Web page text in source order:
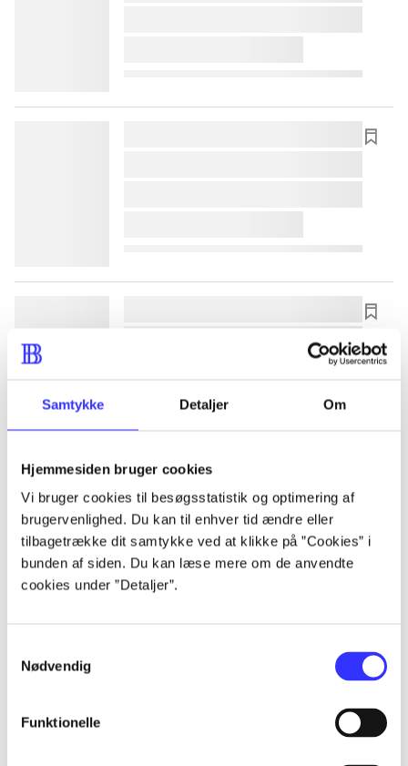
Samtykke Detaljer Om
Hjemmesiden bruger cookies
Vi bruger cookies til besøgsstatistik og optimering af
brugervenlighed. Du kan til enhver tid ændre eller
tilbagetrække dit samtykke ved at klikke på ”Cookies” i
bunden af siden. Du kan læse mere om de anvendte
cookies under ”Detaljer”.
Nødvendig
Funktionelle
lorem ipsum dolor sit amet ...
lorem ipsum dolor sit amet ...
lorem ipsum dolor sit amet ...
lorem ipsum dolor sit amet ...
lorem ipsum dolor sit amet ...
lorem ipsum dolor sit amet ...
lorem ipsum dolor sit amet ...
lorem ipsum dolor sit amet ...
lorem ipsum dolor sit amet ...
lorem ipsum dolor sit amet ...
lorem ipsum dolor sit amet ...
lorem ipsum dolor sit amet ...